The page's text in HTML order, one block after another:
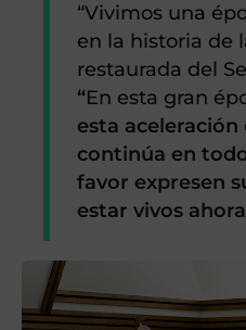
“Vivimos una
en la historia de
restaurada del
“En esta gran
esta aceleración
continúa en
favor expresen
estar vivos